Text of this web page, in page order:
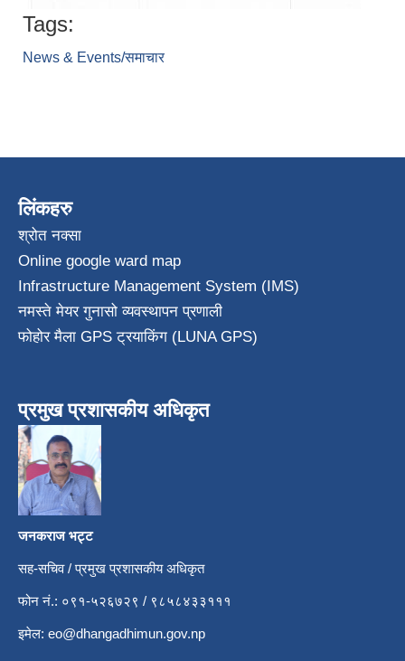
Tags:
News & Events/समाचार
लिंकहरु
श्रोत नक्सा
Online google ward map
Infrastructure Management System (IMS)
नमस्ते मेयर गुनासो व्यवस्थापन प्रणाली
फोहोर मैला GPS ट्रयाकिंग (LUNA GPS)
प्रमुख प्रशासकीय अधिकृत
जनकराज भट्ट
सह-सचिव / प्रमुख प्रशासकीय अधिकृत
फोन नं.: ०९१-५२६७२९ / ९८५८४३३१११
इमेल: eo@dhangadhimun.gov.np